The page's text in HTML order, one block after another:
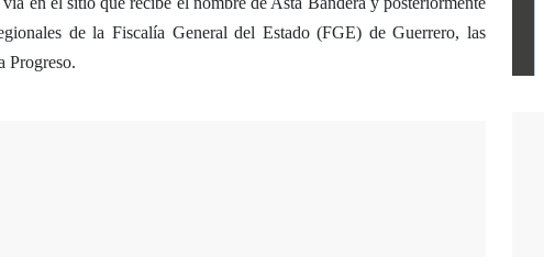
de la Fiscalía General del Estado (FGE) de Guerrero, las
Progreso.